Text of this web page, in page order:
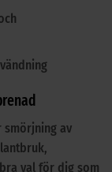
av
val för dig som